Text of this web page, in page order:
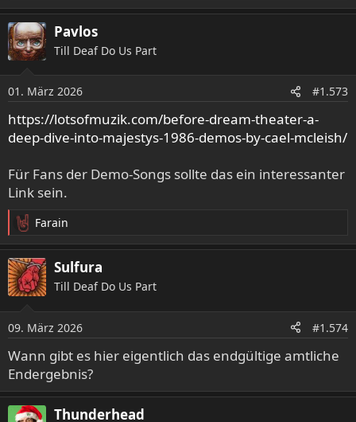
e
a
k
t
n
e
n
:
Pavlos
Till Deaf Do Us Part
01. März 2026 #1.573
https://lotsofmuzik.com/before-dream-theater-a-
deep-dive-into-majestys-1986-demos-by-cael-mcleish/
Für Fans der Demo-Songs sollte das ein interessanter
Link sein.
R
e
a
k
t
n
e
n
:
Farain
Sulfura
Till Deaf Do Us Part
09. März 2026 #1.574
Wann gibt es hier eigentlich das endgültige amtliche
Endergebnis?
Thunderhead